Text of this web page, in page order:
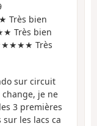
bien
Très bien
Très
sur circuit
je ne
3 premières
les lacs ca